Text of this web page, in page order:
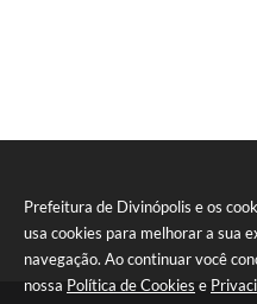
Prefeitura de Divinópolis e os
usa cookies para melhorar a sua
navegação. Ao continuar você
nossa Política de Cookies e